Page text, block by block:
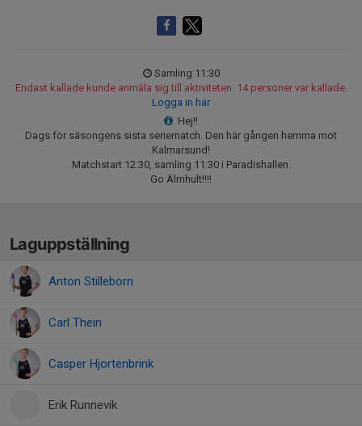
Samling 11:30
Endast kallade kunde anmäla sig till aktiviteten. 14 personer var kallade.
Logga in här
Hej!!
Dags för säsongens sista seriematch. Den här gången hemma mot
Kalmarsund!
Matchstart 12:30, samling 11:30 i Paradishallen.
Go Älmhult!!!!
Laguppställning
Anton Stilleborn
Carl Thein
Casper Hjortenbrink
Erik Runnevik